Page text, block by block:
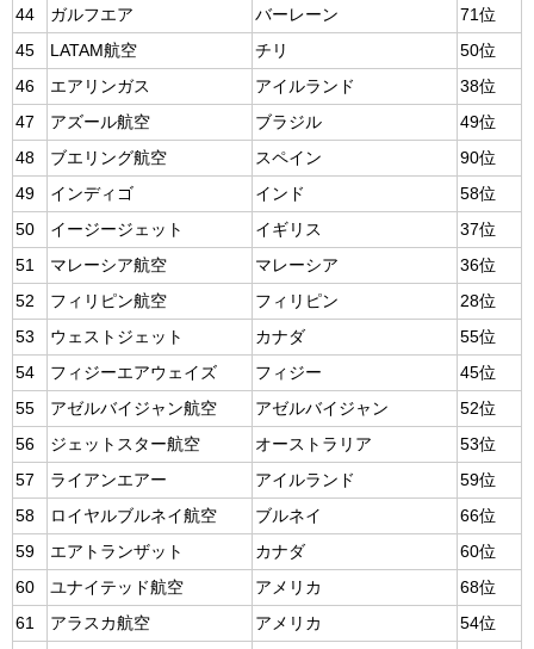
44
ガルフエア バーレーン
71位
45
LATAM航空 チリ
50位
46
エアリンガス アイルランド
38位
47
アズール航空 ブラジル
49位
48
ブエリング航空 スペイン
90位
49
インディゴ インド
58位
50
イージージェット イギリス
37位
51
マレーシア航空 マレーシア
36位
52
フィリピン航空 フィリピン
28位
53
ウェストジェット カナダ
55位
54
フィジーエアウェイズ フィジー
45位
55
アゼルバイジャン航空 アゼルバイジャン
52位
56
ジェットスター航空 オーストラリア
53位
57
ライアンエアー アイルランド
59位
58
ロイヤルブルネイ航空 ブルネイ
66位
59
エアトランザット カナダ
60位
60
ユナイテッド航空 アメリカ
68位
61
アラスカ航空 アメリカ 54位